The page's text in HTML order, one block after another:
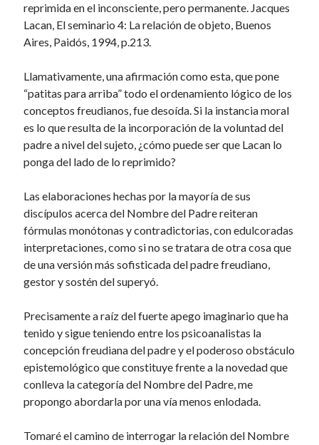
reprimida en el inconsciente, pero permanente. Jacques
Lacan, El seminario 4: La relación de objeto, Buenos
Aires, Paidós, 1994, p.213.
Llamativamente, una afirmación como esta, que pone
“patitas para arriba” todo el ordenamiento lógico de los
conceptos freudianos, fue desoída. Si la instancia moral
es lo que resulta de la incorporación de la voluntad del
padre a nivel del sujeto, ¿cómo puede ser que Lacan lo
ponga del lado de lo reprimido?
Las elaboraciones hechas por la mayoría de sus
discípulos acerca del Nombre del Padre reiteran
fórmulas monótonas y contradictorias, con edulcoradas
interpretaciones, como si no se tratara de otra cosa que
de una versión más sofisticada del padre freudiano,
gestor y sostén del superyó.
Precisamente a raíz del fuerte apego imaginario que ha
tenido y sigue teniendo entre los psicoanalistas la
concepción freudiana del padre y el poderoso obstáculo
epistemológico que constituye frente a la novedad que
conlleva la categoría del Nombre del Padre, me
propongo abordarla por una vía menos enlodada.
Tomaré el camino de interrogar la relación del Nombre